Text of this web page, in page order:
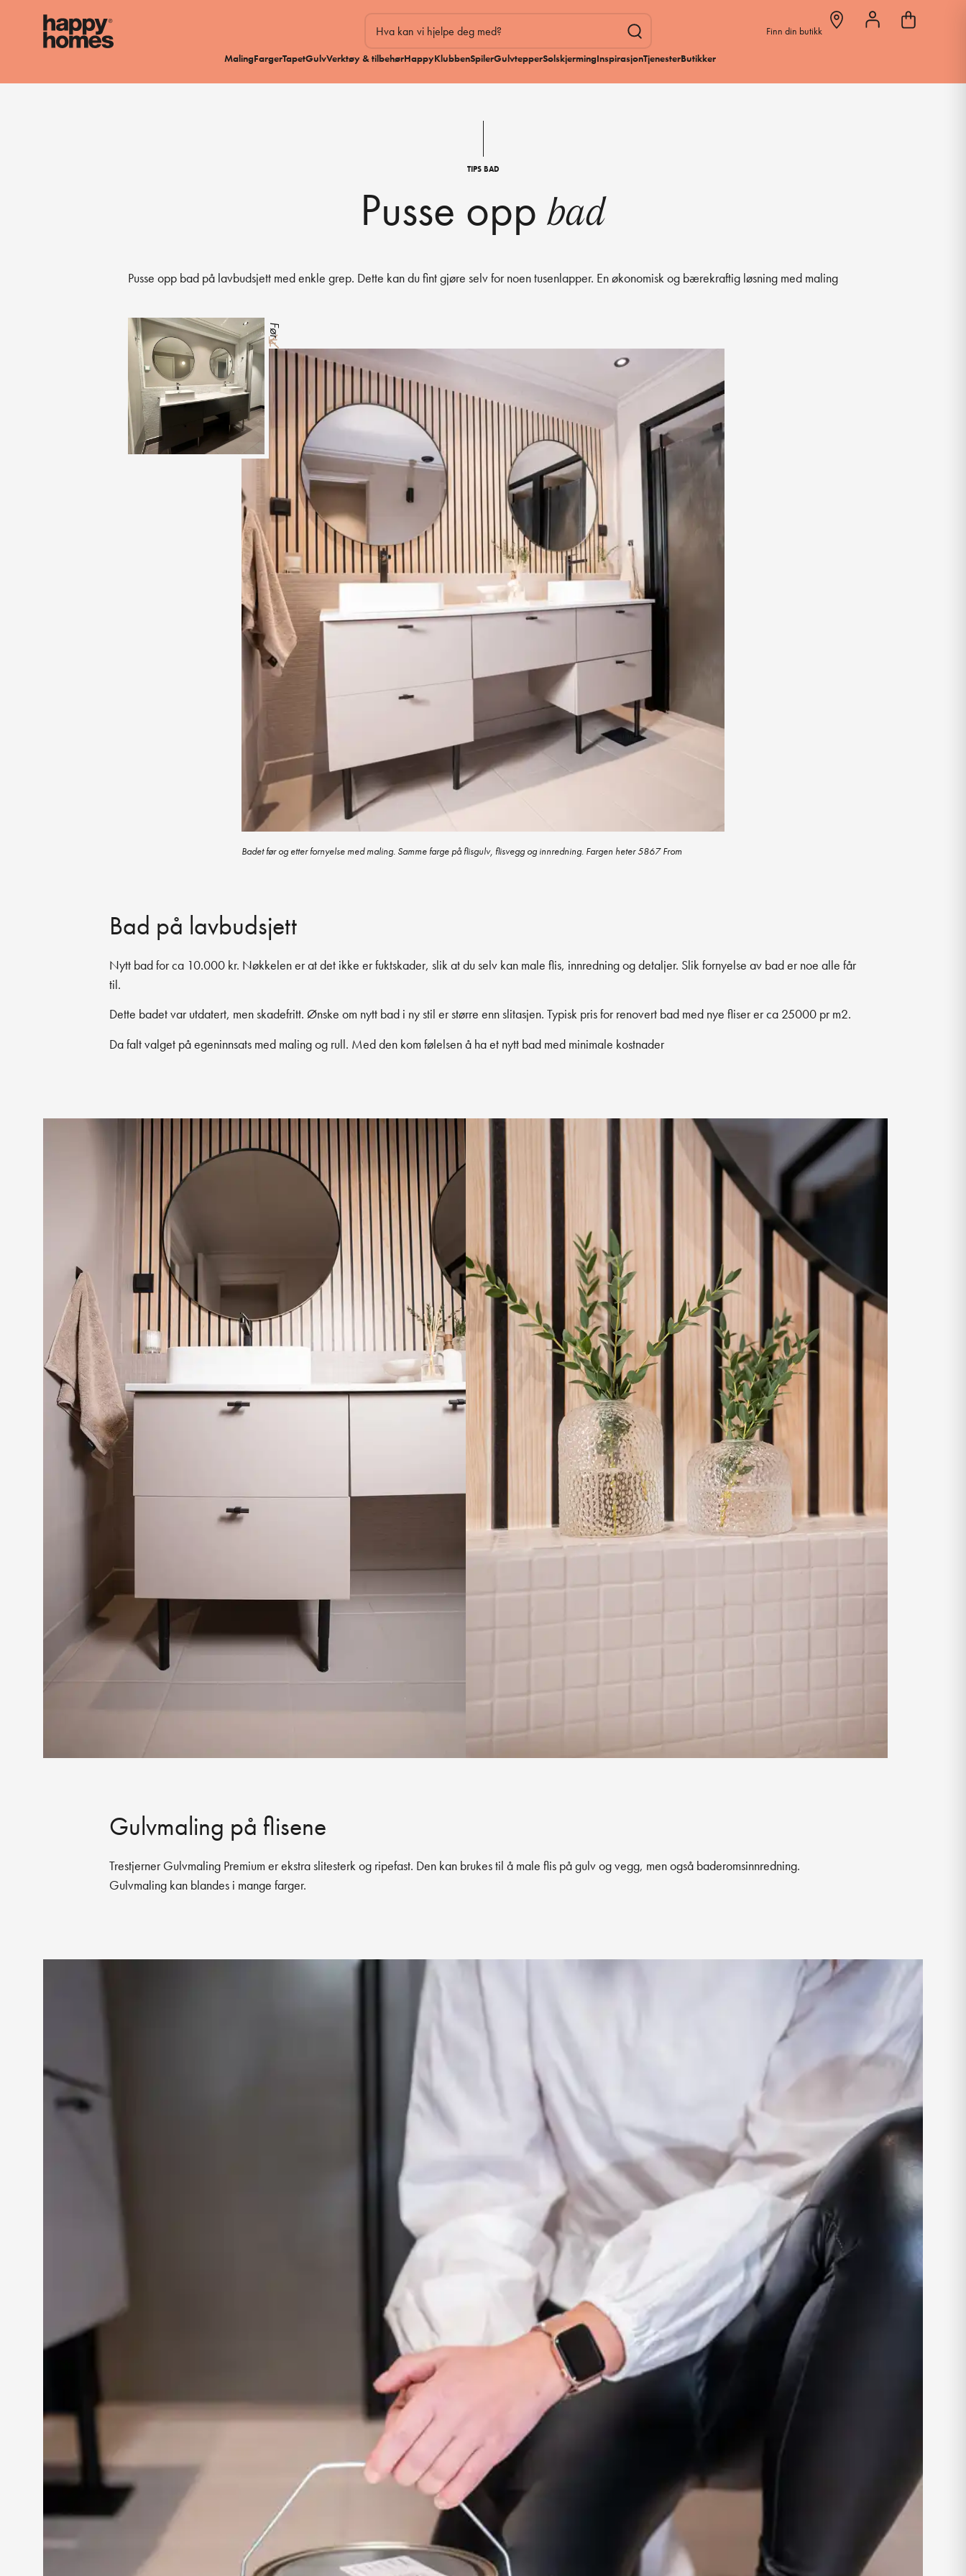
Finn din butikk
MalingFargerTapetGulvVerktøy & tilbehørHappyKlubbenSpilerGulvtepperSolskjermingInspirasjonTjenesterButikker
TIPS BAD
Pusse oppbad
Pusse opp bad på lavbudsjett med enkle grep. Dette kan du fint gjøre selv for noen tusenlapper. En økonomisk og bærekraftig løsning med maling
Før
Etter
Badet før og etter fornyelse med maling. Samme farge på flisgulv, flisvegg og innredning. Fargen heter 5867 From
Bad på lavbudsjett
Nytt bad for ca 10.000 kr. Nøkkelen er at det ikke er fuktskader, slik at du selv kan male flis, innredning og detaljer. Slik fornyelse av bad er noe alle får
til.
Dette badet var utdatert, men skadefritt. Ønske om nytt bad i ny stil er større enn slitasjen. Typisk pris for renovert bad med nye fliser er ca 25000 pr m2.
Da falt valget på egeninnsats med maling og rull. Med den kom følelsen å ha et nytt bad med minimale kostnader
Gulvmaling på flisene
Trestjerner Gulvmaling Premium er ekstra slitesterk og ripefast. Den kan brukes til å male flis på gulv og vegg, men også baderomsinnredning.
Gulvmaling kan blandes i mange farger.